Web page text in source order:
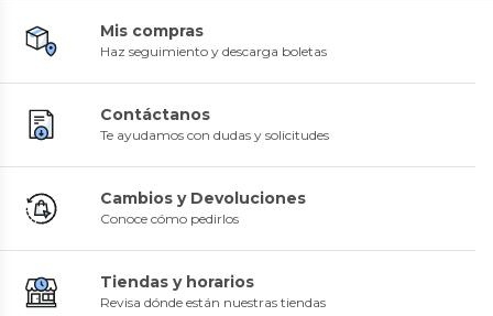
Mis compras
Haz seguimiento y descarga boletas
Contáctanos
Te ayudamos con dudas y solicitudes
Cambios y Devoluciones
Conoce cómo pedirlos
Tiendas y horarios
Revisa dónde están nuestras tiendas